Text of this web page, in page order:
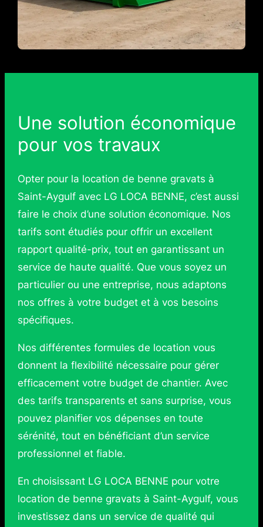
Une solution économique
pour vos travaux
Opter pour la location de benne gravats à
Saint-Aygulf avec LG LOCA BENNE, c’est aussi
faire le choix d’une solution économique. Nos
tarifs sont étudiés pour offrir un excellent
rapport qualité-prix, tout en garantissant un
service de haute qualité. Que vous soyez un
particulier ou une entreprise, nous adaptons
nos offres à votre budget et à vos besoins
spécifiques.
Nos différentes formules de location vous
donnent la flexibilité nécessaire pour gérer
efficacement votre budget de chantier. Avec
des tarifs transparents et sans surprise, vous
pouvez planifier vos dépenses en toute
sérénité, tout en bénéficiant d’un service
professionnel et fiable.
En choisissant LG LOCA BENNE pour votre
location de benne gravats à Saint-Aygulf, vous
investissez dans un service de qualité qui